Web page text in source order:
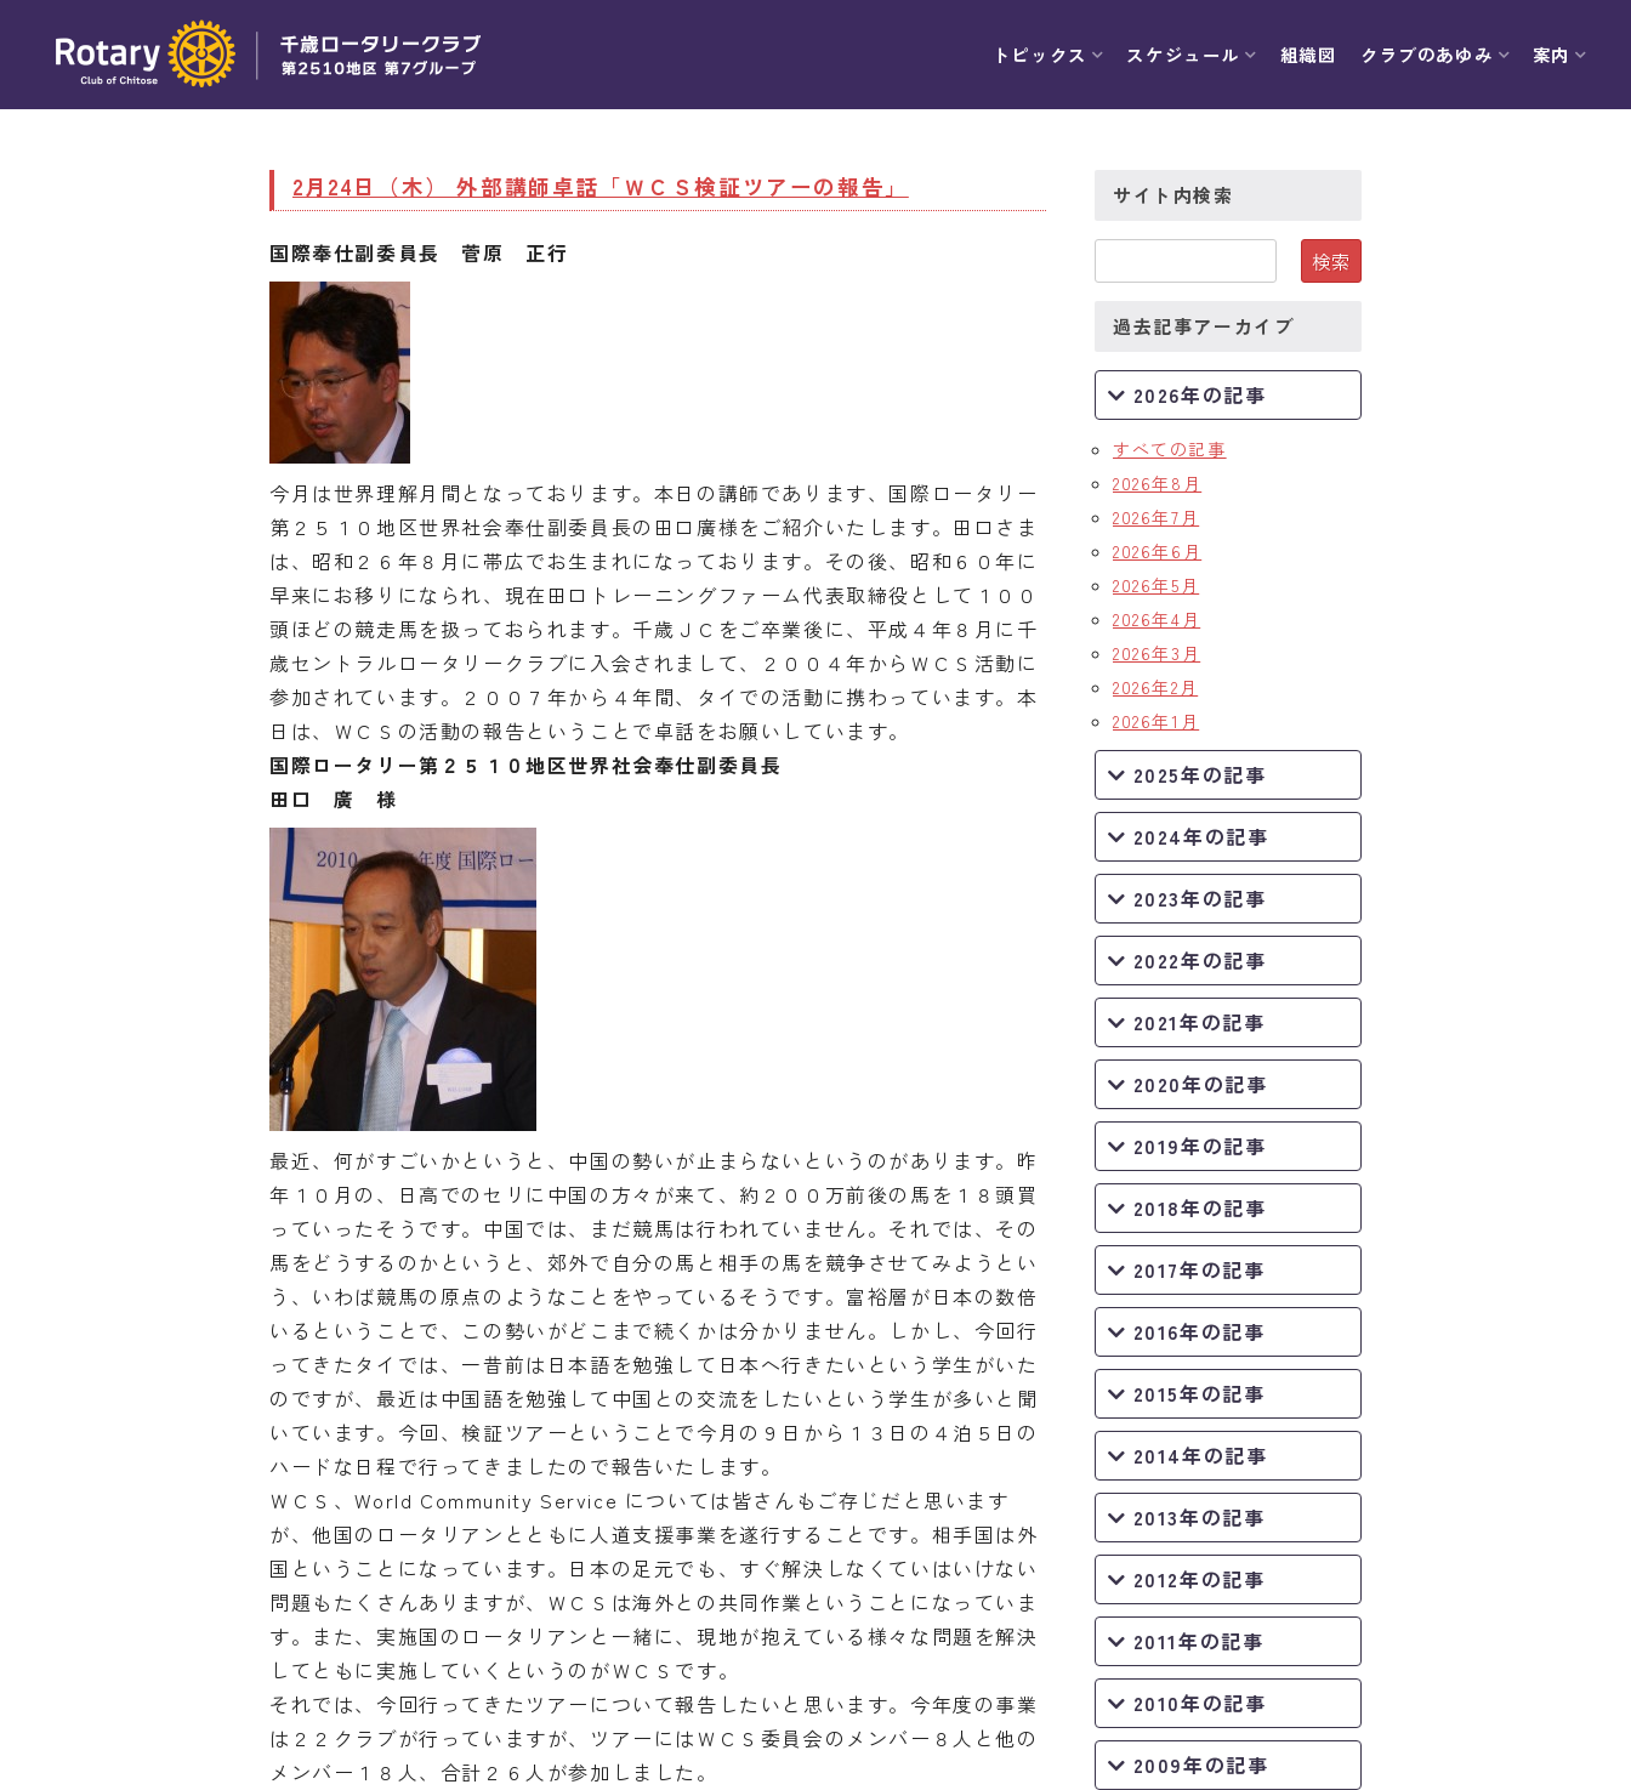
トピックス スケジュール 組織図 クラブのあゆみ 案内
2月24日（木） 外部講師卓話「ＷＣＳ検証ツアーの報告」
国際奉仕副委員長 菅原 正行
今月は世界理解月間となっております。本日の講師であります、国際ロータリー
第２５１０地区世界社会奉仕副委員長の田口廣様をご紹介いたします。田口さま
は、昭和２６年８月に帯広でお生まれになっております。その後、昭和６０年に
早来にお移りになられ、現在田口トレーニングファーム代表取締役として１００
頭ほどの競走馬を扱っておられます。千歳ＪＣをご卒業後に、平成４年８月に千
歳セントラルロータリークラブに入会されまして、２００４年からＷＣＳ活動に
参加されています。２００７年から４年間、タイでの活動に携わっています。本
日は、ＷＣＳの活動の報告ということで卓話をお願いしています。
国際ロータリー第２５１０地区世界社会奉仕副委員長
田口 廣 様
最近、何がすごいかというと、中国の勢いが止まらないというのがあります。昨
年１０月の、日高でのセリに中国の方々が来て、約２００万前後の馬を１８頭買
っていったそうです。中国では、まだ競馬は行われていません。それでは、その
馬をどうするのかというと、郊外で自分の馬と相手の馬を競争させてみようとい
う、いわば競馬の原点のようなことをやっているそうです。富裕層が日本の数倍
いるということで、この勢いがどこまで続くかは分かりません。しかし、今回行
ってきたタイでは、一昔前は日本語を勉強して日本へ行きたいという学生がいた
のですが、最近は中国語を勉強して中国との交流をしたいという学生が多いと聞
いています。今回、検証ツアーということで今月の９日から１３日の４泊５日の
ハードな日程で行ってきましたので報告いたします。
ＷＣＳ、World Community Service については皆さんもご存じだと思います
が、他国のロータリアンとともに人道支援事業を遂行することです。相手国は外
国ということになっています。日本の足元でも、すぐ解決しなくていはいけない
問題もたくさんありますが、ＷＣＳは海外との共同作業ということになっていま
す。また、実施国のロータリアンと一緒に、現地が抱えている様々な問題を解決
してともに実施していくというのがＷＣＳです。
それでは、今回行ってきたツアーについて報告したいと思います。今年度の事業
は２２クラブが行っていますが、ツアーにはＷＣＳ委員会のメンバー８人と他の
メンバー１８人、合計２６人が参加しました。
サイト内検索
過去記事アーカイブ
2026年の記事
すべての記事
2026年8月
2026年7月
2026年6月
2026年5月
2026年4月
2026年3月
2026年2月
2026年1月
2025年の記事
2024年の記事
2023年の記事
2022年の記事
2021年の記事
2020年の記事
2019年の記事
2018年の記事
2017年の記事
2016年の記事
2015年の記事
2014年の記事
2013年の記事
2012年の記事
2011年の記事
2010年の記事
2009年の記事